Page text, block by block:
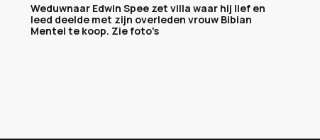
Weduwnaar Edwin Spee zet villa waar hij lief en
leed deelde met zijn overleden vrouw Bibian
Mentel te koop. Zie foto's